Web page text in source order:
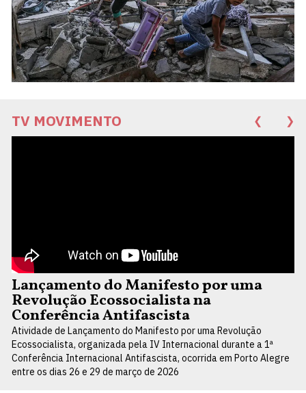
TV MOVIMENTO ❮ ❯
Lançamento do Manifesto por uma
Revolução Ecossocialista na
Conferência Antifascista
Atividade de Lançamento do Manifesto por uma Revolução
Ecossocialista, organizada pela IV Internacional durante a 1ª
Conferência Internacional Antifascista, ocorrida em Porto Alegre
entre os dias 26 e 29 de março de 2026